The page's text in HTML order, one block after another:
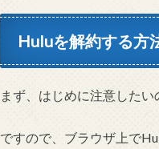
Huluを解約する方
まず、はじめに注意した
ですので、ブラウザ上で